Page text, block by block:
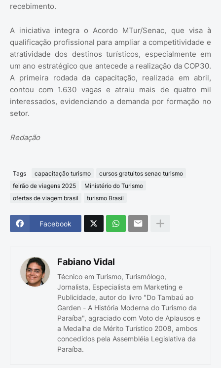
recebimento.
A iniciativa integra o Acordo MTur/Senac, que visa à
qualificação profissional para ampliar a competitividade e
atratividade dos destinos turísticos, especialmente em
um ano estratégico que antecede a realização da COP30.
A primeira rodada da capacitação, realizada em abril,
contou com 1.630 vagas e atraiu mais de quatro mil
interessados, evidenciando a demanda por formação no
setor.
Redação
Tags capacitação turismo
cursos gratuitos senac turismo
feirão de viagens 2025
Ministério do Turismo
ofertas de viagem brasil
turismo Brasil
Facebook
Fabiano Vidal
Técnico em Turismo, Turismólogo,
Jornalista, Especialista em Marketing e
Publicidade, autor do livro "Do Tambaú ao
Garden - A História Moderna do Turismo da
Paraíba", agraciado com Voto de Aplausos e
a Medalha de Mérito Turístico 2008, ambos
concedidos pela Assembléia Legislativa da
Paraíba.